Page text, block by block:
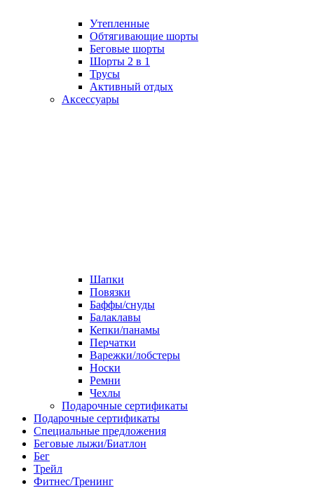
Утепленные
Обтягивающие шорты
Беговые шорты
Шорты 2 в 1
Трусы
Активный отдых
Аксессуары
Шапки
Повязки
Баффы/снуды
Балаклавы
Кепки/панамы
Перчатки
Варежки/лобстеры
Носки
Ремни
Чехлы
Подарочные сертификаты
Подарочные сертификаты
Специальные предложения
Беговые лыжи/Биатлон
Бег
Трейл
Фитнес/Тренинг